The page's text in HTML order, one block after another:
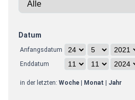
Datum
Anfangsdatum
Enddatum
in der letzten: Woche| Monat Jahr